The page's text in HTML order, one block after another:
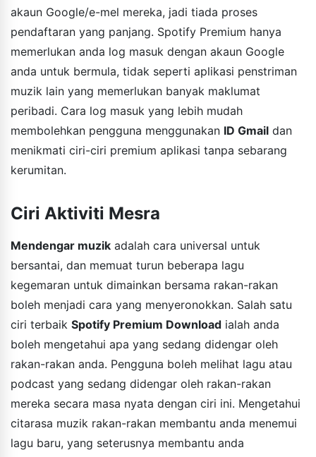
akaun Google/e-mel mereka, jadi tiada proses
pendaftaran yang panjang. Spotify Premium hanya
memerlukan anda log masuk dengan akaun Google
anda untuk bermula, tidak seperti aplikasi penstriman
muzik lain yang memerlukan banyak maklumat
peribadi. Cara log masuk yang lebih mudah
membolehkan pengguna menggunakan ID Gmail dan
menikmati ciri-ciri premium aplikasi tanpa sebarang
kerumitan.
Ciri Aktiviti Mesra
Mendengar muzik adalah cara universal untuk
bersantai, dan memuat turun beberapa lagu
kegemaran untuk dimainkan bersama rakan-rakan
boleh menjadi cara yang menyeronokkan. Salah satu
ciri terbaik Spotify Premium Download ialah anda
boleh mengetahui apa yang sedang didengar oleh
rakan-rakan anda. Pengguna boleh melihat lagu atau
podcast yang sedang didengar oleh rakan-rakan
mereka secara masa nyata dengan ciri ini. Mengetahui
citarasa muzik rakan-rakan membantu anda menemui
lagu baru, yang seterusnya membantu anda